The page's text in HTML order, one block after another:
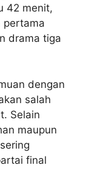
42 menit,
pertama
drama tiga
dengan
salah
Selain
maupun
final